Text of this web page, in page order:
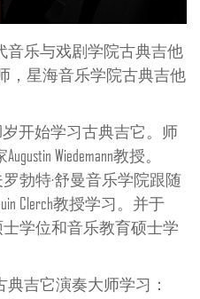
音乐与戏剧学院古典吉他
，星海音乐学院古典吉他
开始学习古典吉它。师
Wiedemann教授。
勃特·舒曼音乐学院跟随
Clerch教授学习。并于
学位和音乐教育硕士学
吉它演奏大师学习：